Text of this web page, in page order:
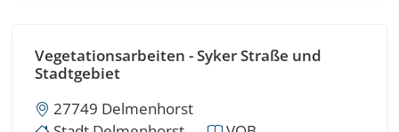
Vegetationsarbeiten - Syker Straße und
Stadtgebiet
27749 Delmenhorst